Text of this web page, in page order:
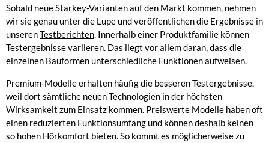
Sobald neue Starkey-Varianten auf den Markt kommen, nehmen
wir sie genau unter die Lupe und veröffentlichen die Ergebnisse in
unserenTestberichten. Innerhalb einer Produktfamilie können
Testergebnisse variieren. Das liegt vor allem daran, dass die
einzelnen Bauformen unterschiedliche Funktionen aufweisen.
Premium-Modelle erhalten häufig die besseren Testergebnisse,
weil dort sämtliche neuen Technologien in der höchsten
Wirksamkeit zum Einsatz kommen. Preiswerte Modelle haben oft
einen reduzierten Funktionsumfang und können deshalb keinen
so hohen Hörkomfort bieten. So kommt es möglicherweise zu